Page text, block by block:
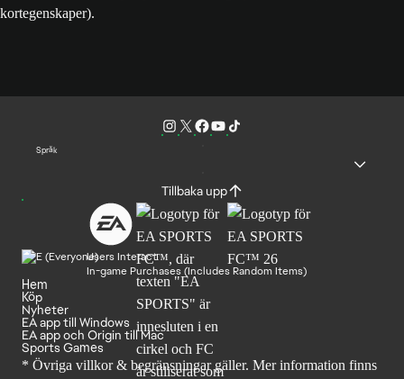
kortegenskaper).
Språk
Tillbaka upp
Users Interact
In-game Purchases (Includes Random Items)
Hem
Köp
Nyheter
EA app till Windows
EA app och Origin till Mac
Sports Games
* Övriga villkor & begränsningar gäller. Merinformation finns